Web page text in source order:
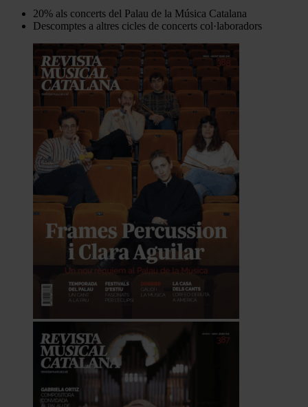
20% als concerts del Palau de la Música Catalana
Descomptes a altres cicles de concerts col·laboradors